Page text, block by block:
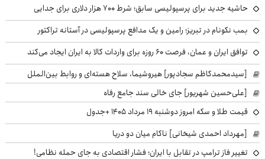
حاشیه جدید برای پرسپولیسی سابق؛ شرط ۷۰۰ هزار دلاری برای جدایی
بمب نکونام در تبریز؛ رامین و یک مدافع پرسپولیسی در آستانه تراکتور
توافق ایران و عمان، فرصت ۶۰ روزه برای واردات کالا به ایران ایجاد می‌کند
[سیدمحمدکاظم سجادپور] هیروشیما، سلاح هسته‌ای و روابط بین‌الملل
[علی‌حسین شهریور] جای خالی سند جامع رفاه
قیمت طلا و سکه امروز دوشنبه ۱۹ مرداد ۱۴۰۵ +جدول
[مهرداد احمدی شیخانی] ناکام میان دو دریا
تغییر فاز ترامپ در تقابل با ایران؛ فشار اقتصادی به جای حمله نظامی!